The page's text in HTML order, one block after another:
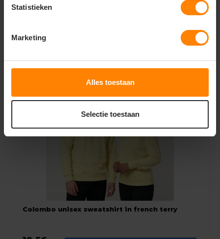
Statistieken
Marketing
Alles toestaan
Selectie toestaan
19,56
Colombo unisex sweatshirt in french terry